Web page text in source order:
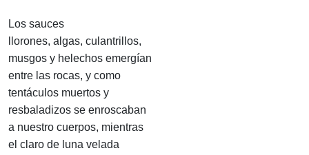
Los sauces
llorones, algas, culantrillos,
musgos y helechos emergían
entre las rocas, y como
tentáculos muertos y
resbaladizos se enroscaban
a nuestro cuerpos, mientras
el claro de luna velada